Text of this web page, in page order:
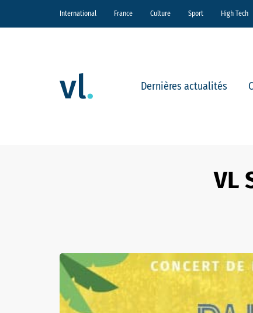
International France Culture Sport High Tech
Dernières actualités
VL